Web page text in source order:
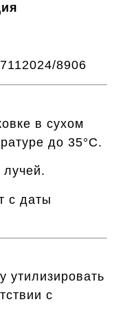
8906
в сухом
до 35°C.
с даты
утилизировать
с